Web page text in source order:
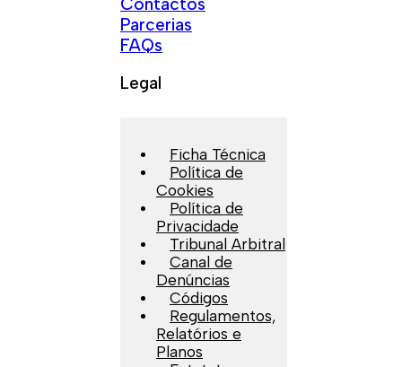
Parcerias
FAQs
Legal
Ficha Técnica
Política de
Cookies
Política de
Privacidade
Tribunal Arbitral
Canal de
Denúncias
Códigos
Regulamentos,
Relatórios e
Planos